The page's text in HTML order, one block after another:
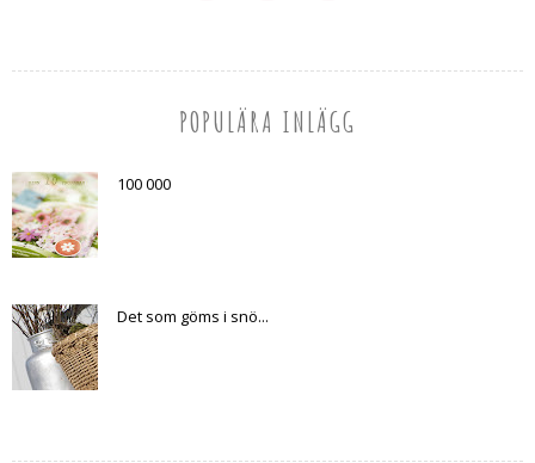
POPULÄRA INLÄGG
100 000
Det som göms i snö...